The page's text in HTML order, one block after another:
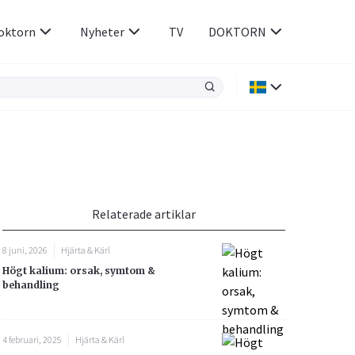
Rörelseapparaten
Sex & Samliv
Sömn & Stress
Nyheter TV DOKTORN
Relaterade artiklar
8 juni, 2026
Hjärta & Kärl
Högt kalium: orsak, symtom &
behandling
4 februari, 2025
Hjärta & Kärl